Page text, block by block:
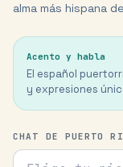
alma más hispana
Acento y habla
El español
y expresiones
CHAT DE PUERTO
Tu nick para el